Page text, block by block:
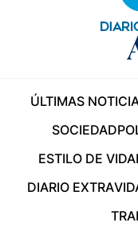
ÚLTIMAS
SOCIEDAD
ESTILO DE VIDA
DIARIO EXTRA